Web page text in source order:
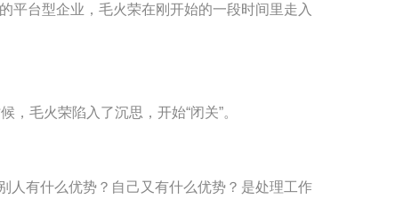
平台型企业，毛火荣在刚开始的一段时间里走入
毛火荣陷入了沉思，开始“闭关”。
人有什么优势？自己又有什么优势？是处理工作